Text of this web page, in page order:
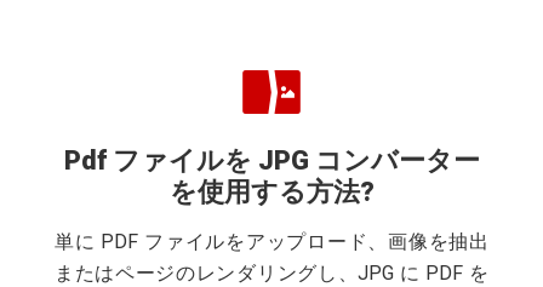
Pdf ファイルを JPG コンバーター
を使用する方法?
単に PDF ファイルをアップロード、画像を抽出
またはページのレンダリングし、JPG に PDF を